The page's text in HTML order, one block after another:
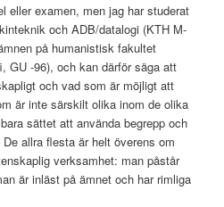
eller examen, men jag har studerat
och ADB/datalogi (KTH M-
på humanistisk fakultet
GU -96), och kan därför säga att
och vad som är möjligt att
är inte särskilt olika inom de olika
sättet att använda begrepp och
allra flesta är helt överens om
verksamhet: man påstår
är inläst på ämnet och har rimliga